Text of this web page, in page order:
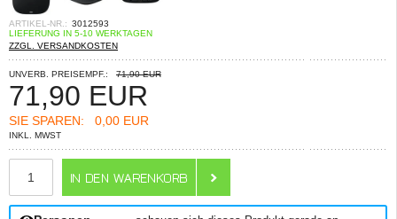
ARTIKEL-NR.: 3012593
LIEFERUNG IN 5-10 WERKTAGEN
ZZGL. VERSANDKOSTEN
UNVERB. PREISEMPF.: 71,90 EUR
71,90 EUR
SIE SPAREN: 0,00 EUR
INKL. MWST